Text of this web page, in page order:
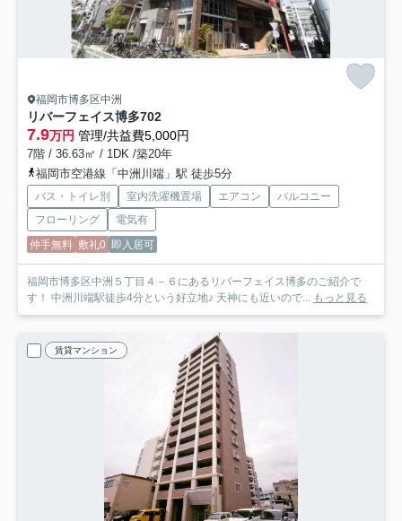
福岡市博多区中洲
リバーフェイス博多702
7.9万円 管理/共益費5,000円
7階 / 36.63㎡ / 1DK /築20年
福岡市空港線「中洲川端」駅 徒歩5分
バス・トイレ別 室内洗濯機置場 エアコン
バルコニー
フローリング
電気有
仲手無料 敷礼0 即入居可
福岡市博多区中洲５丁目４－６にあるリバーフェイス博多のご紹介で
す！ 中洲川端駅徒歩4分という好立地♪ 天神にも近いので... もっと見る
賃貸マンション